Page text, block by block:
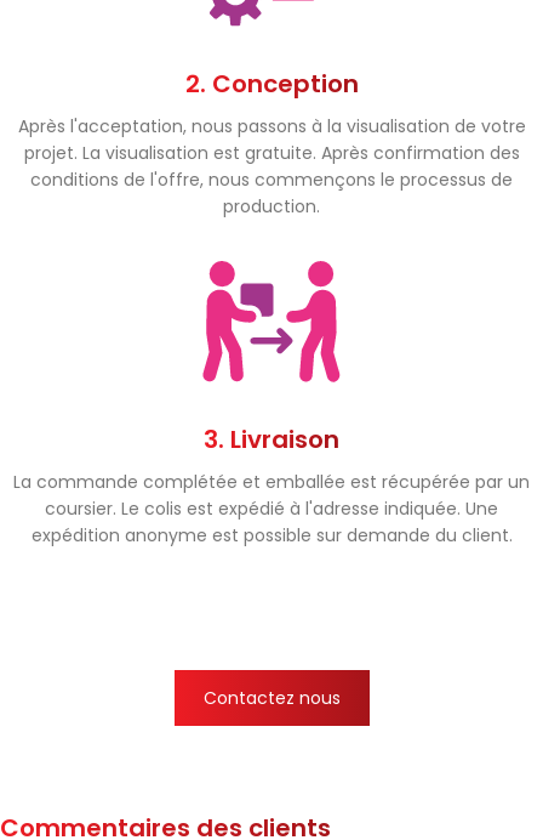
2. Conception
Après l'acceptation, nous passons à la visualisation de votre
projet. La visualisation est gratuite. Après confirmation des
conditions de l'offre, nous commençons le processus de
production.
3. Livraison
La commande complétée et emballée est récupérée par un
coursier. Le colis est expédié à l'adresse indiquée. Une
expédition anonyme est possible sur demande du client.
Contactez nous
Commentaires des clients